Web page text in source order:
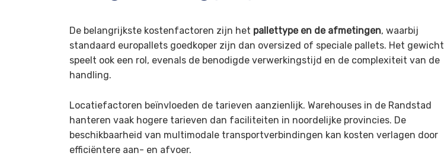
De belangrijkste kostenfactoren zijn het pallettype en de afmetingen, waarbij
standaard europallets goedkoper zijn dan oversized of speciale pallets. Het gewicht
speelt ook een rol, evenals de benodigde verwerkingstijd en de complexiteit van de
handling.
Locatiefactoren beïnvloeden de tarieven aanzienlijk. Warehouses in de Randstad
hanteren vaak hogere tarieven dan faciliteiten in noordelijke provincies. De
beschikbaarheid van multimodale transportverbindingen kan kosten verlagen door
efficiëntere aan- en afvoer.